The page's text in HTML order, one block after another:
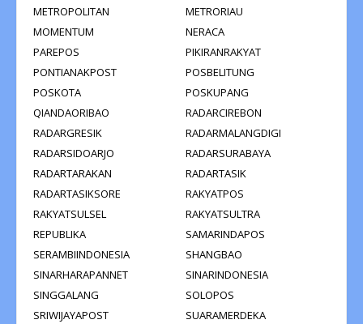
METROPOLITAN
METRORIAU
MOMENTUM
NERACA
PAREPOS
PIKIRANRAKYAT
PONTIANAKPOST
POSBELITUNG
POSKOTA
POSKUPANG
QIANDAORIBAO
RADARCIREBON
RADARGRESIK
RADARMALANGDIGI
RADARSIDOARJO
RADARSURABAYA
RADARTARAKAN
RADARTASIK
RADARTASIKSORE
RAKYATPOS
RAKYATSULSEL
RAKYATSULTRA
REPUBLIKA
SAMARINDAPOS
SERAMBIINDONESIA
SHANGBAO
SINARHARAPANNET
SINARINDONESIA
SINGGALANG
SOLOPOS
SRIWIJAYAPOST
SUARAMERDEKA